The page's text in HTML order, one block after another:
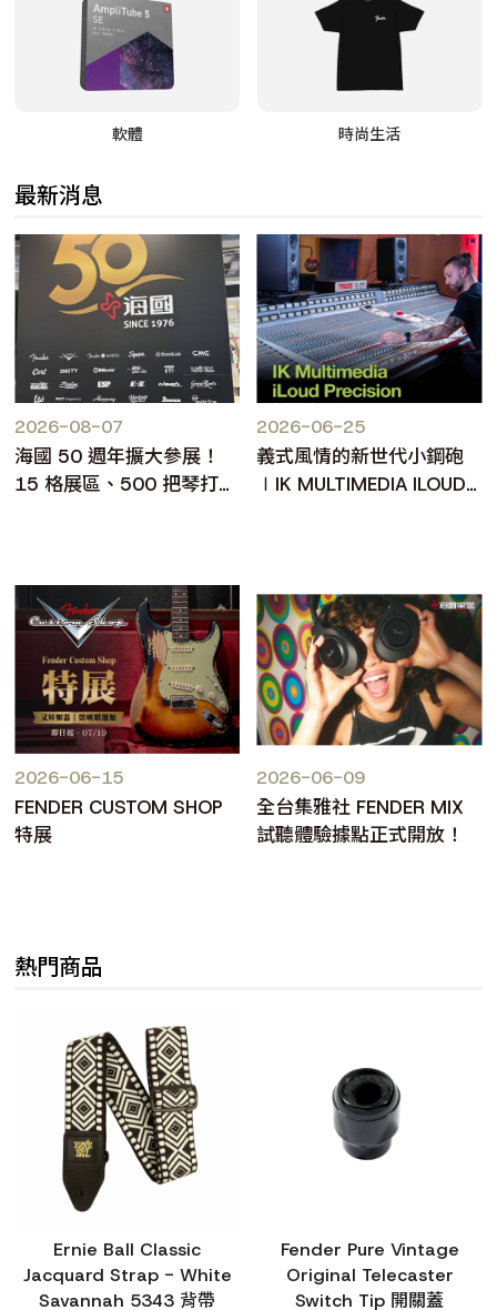
軟體 時尚生活
最新消息
2026-08-07
海國 50 週年擴大參展！
15 格展區、500 把琴打造
2026-06-25
義式風情的新世代小鋼砲
∣IK MULTIMEDIA ILOUD
2026-06-15
FENDER CUSTOM SHOP
特展
2026-06-09
全台集雅社 FENDER MIX
試聽體驗據點正式開放！
熱門商品
Ernie Ball Classic
Jacquard Strap - White
Savannah 5343 背帶
Fender Pure Vintage
Original Telecaster
Switch Tip 開關蓋